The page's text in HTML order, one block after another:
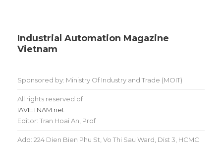
Industrial Automation Magazine
Vietnam
Sponsored by: Ministry Of Industry and Trade (MOIT)
All rights reserved of
IAVIETNAM.net
Editor: Tran Hoai An, Prof
Add: 224 Dien Bien Phu St, Vo Thi Sau Ward, Dist 3, HCMC